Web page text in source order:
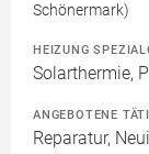
Schönermark)
HEIZUNG
Solarthermie,
ANGEBOTENE
Reparatur,